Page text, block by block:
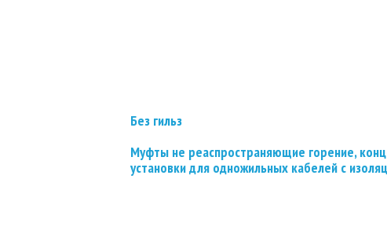
Без гильз
Муфты не реаспространяющие горение,
установки для одножильных кабелей с